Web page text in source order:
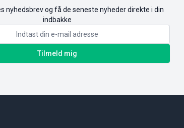
nyhedsbrev og få de seneste nyheder direkte i din
indbakke
Tilmeld mig